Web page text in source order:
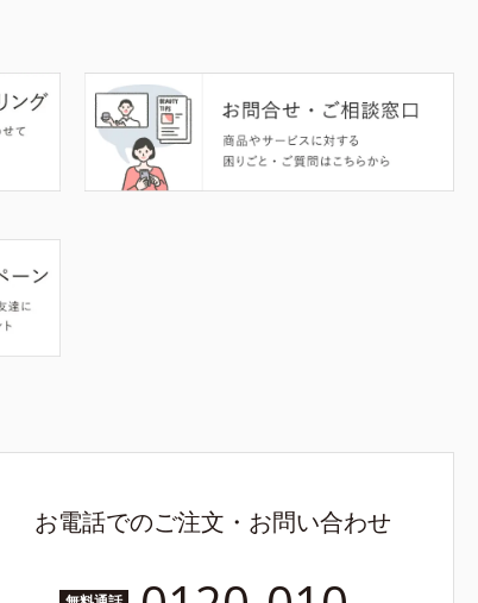
お電話でのご注文・お問い合わせ